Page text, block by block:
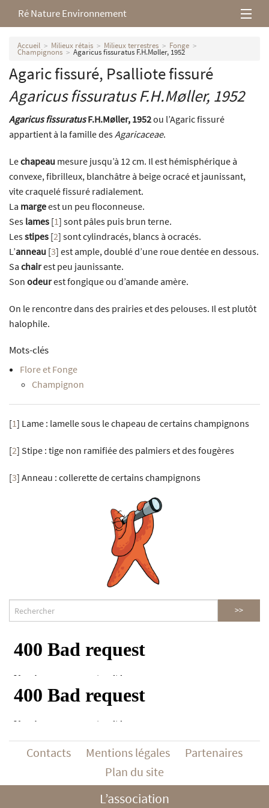
Ré Nature Environnement
L’association
Milieux rétais
Nos parutions
Accueil Milieux rétais Milieux terrestres Fonge
Champignons Agaricus fissuratus F.H.Møller, 1952
Agaric fissuré, Psalliote fissuré
Agaricus fissuratusF.H.Møller, 1952
Agaricus fissuratusF.H.Møller, 1952ou l’Agaric fissuré
appartient à la famille desAgaricaceae.
Lechapeau mesure jusqu’à 12 cm. Il est hémisphérique à
convexe, fibrilleux, blanchâtre à beige ocracé et jaunissant,
vite craquelé fissuré radialement.
La margeest un peu floconneuse.
Ses lames [1] sont pâles puis brun terne.
Lesstipes [2] sont cylindracés, blancs à ocracés.
L’anneau [3] est ample, doublé d’une roue dentée en dessous.
Sa chairest peu jaunissante.
Son odeurest fongique ou d’amande amère.
On le rencontre dans des prairies et des pelouses. Il est plutôt
halophile.
Mots-clés
Flore et Fonge
Champignon
[1] Lame : lamelle sous le chapeau de certains champignons
[2] Stipe : tige non ramifiée des palmiers et des fougères
[3] Anneau : collerette de certains champignons
Contacts Mentions légales
Partenaires
Plan du site
L’association